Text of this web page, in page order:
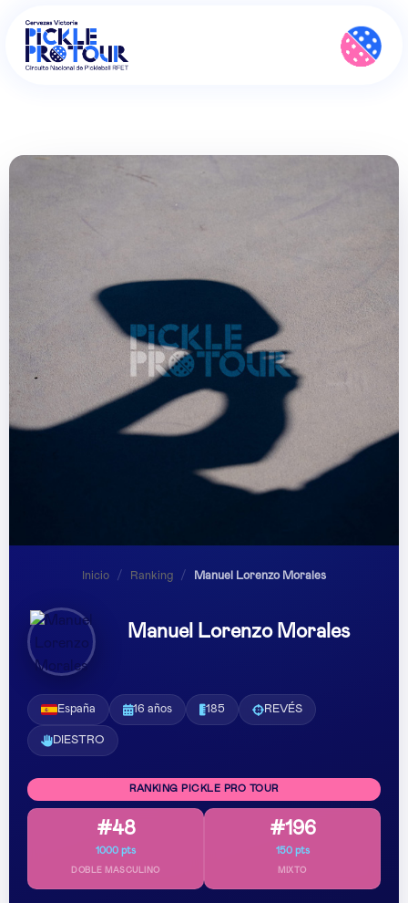
Inicio / Ranking / Manuel Lorenzo Morales
Manuel Lorenzo Morales
España 16 años 185 REVÉS
DIESTRO
RANKING PICKLE PRO TOUR
#48
1000 pts
DOBLE MASCULINO
#196
150 pts
MIXTO